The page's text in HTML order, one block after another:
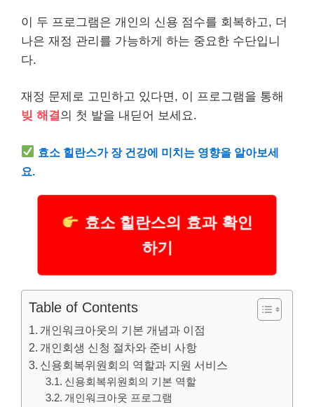
이 두 프로그램은 개인의 신용 점수를 회복하고, 더
나은 재정 관리를 가능하게 하는 중요한 수단입니
다.
재정 문제로 고민하고 있다면, 이 프로그램을 통해
빚 해결의 첫 발을 내딛어 보세요.
효소 힐란스가 장 건강에 미치는 영향을 알아보세
요.
효소 힐란스의 효과 확인
하기
Table of Contents
개인워크아웃의 기본 개념과 이점
개인회생 신청 절차와 준비 사항
신용회복위원회의 역할과 지원 서비스
신용회복위원회의 기본 역할
개인워크아웃 프로그램